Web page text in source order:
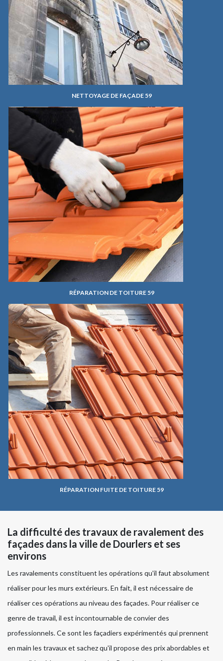
NETTOYAGE DE FAÇADE 59
RÉPARATION DE TOITURE 59
RÉPARATION FUITE DE TOITURE 59
La difficulté des travaux de ravalement des
façades dans la ville de Dourlers et ses
environs
Les ravalements constituent les opérations qu'il faut absolument
réaliser pour les murs extérieurs. En fait, il est nécessaire de
réaliser ces opérations au niveau des façades. Pour réaliser ce
genre de travail, il est incontournable de convier des
professionnels. Ce sont les façadiers expérimentés qui prennent
en main les travaux et sachez qu'il propose des prix abordables et